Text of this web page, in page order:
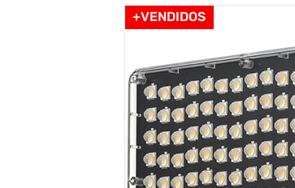
+VENDIDOS